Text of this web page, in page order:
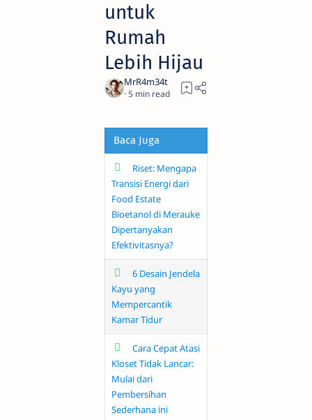
untuk
Rumah
Lebih Hijau
5
Baca Juga
Riset: Mengapa
Transisi Energi dari
Food Estate
Bioetanol di Merauke
Dipertanyakan
Efektivitasnya?
6 Desain Jendela
Kayu yang
Mempercantik
Kamar Tidur
Cara Cepat Atasi
Kloset Tidak Lancar:
Mulai dari
Pembersihan
Sederhana ini